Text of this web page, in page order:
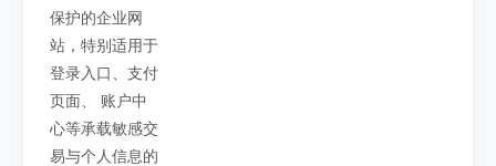
保护的企业网
站，特别适用于
登录入口、支付
页面、 账户中
心等承载敏感交
易与个人信息的